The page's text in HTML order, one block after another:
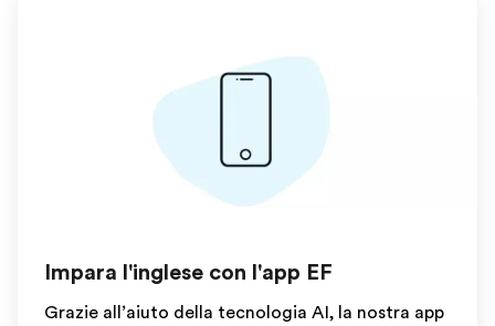
Impara l'inglese con l'app EF
Grazie all’aiuto della tecnologia AI, la nostra app